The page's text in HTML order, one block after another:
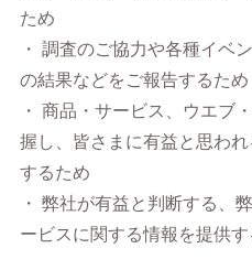
ため
・ 調査のご協力や各種イベ
の結果などをご報告するため
・ 商品・サービス、ウエブ
握し、皆さまに有益と思わ
するため
・ 弊社が有益と判断する、
ービスに関する情報を提供す